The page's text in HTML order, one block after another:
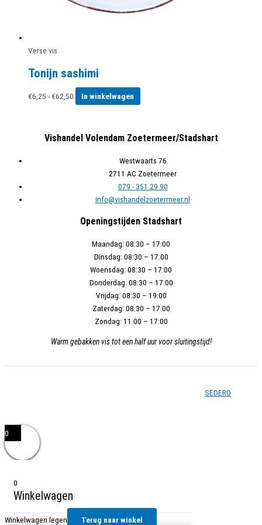
productpagina
Verse vis
Tonijn sashimi
€6,25 -€62,50 Prijsklasse:
€62,50
In winkelwagen
meerdere
Deze
optie
kan
gekozen
op
Vishandel Volendam Zoetermeer/Stadshart
Westwaarts 76
2711 AC Zoetermeer
079 - 351 29 90
info@vishandelzoetermeer.nl
Openingstijden Stadshart
Maandag: 08:30 – 17:00
Dinsdag: 08:30 – 17:00
Woensdag: 08:30 – 17:00
Donderdag: 08:30 – 17:00
Vrijdag: 08:30 – 19:00
Zaterdag: 08:30 – 17:00
Zondag: 11:00 – 17:00
Warm gebakken vis tot een half uur voor sluitingstijd!
SEDERO
0
0
Winkelwagen
Winkelwagen legen Terug naar winkel